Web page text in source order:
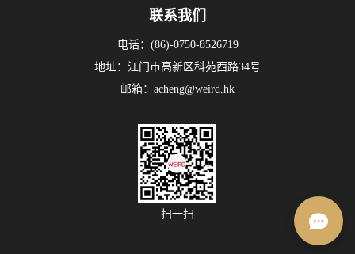
联系我们
电话：(86)-0750-8526719
地址：江门市高新区科苑西路34号
邮箱：acheng@weird.hk
扫一扫